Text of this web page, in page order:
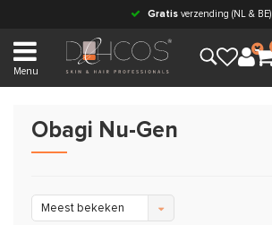
Gratisverzending (NL & BE)
Menu
Obagi Nu-Gen
Meest bekeken